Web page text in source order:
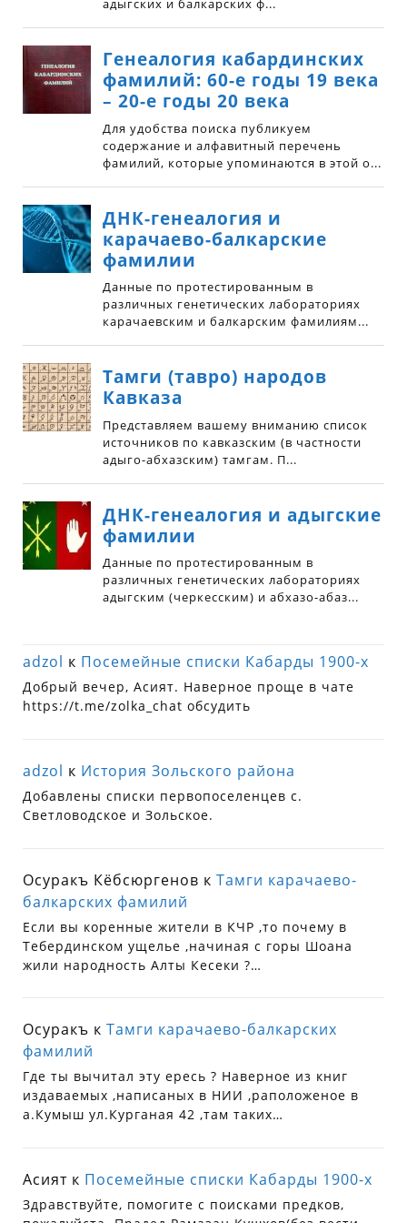
adzol к Посемейные списки Кабарды 1900-х
Добрый вечер, Асият. Наверное проще в чате
https://t.me/zolka_chat обсудить
adzol к История Зольского района
Добавлены списки первопоселенцев с.
Светловодское и Зольское.
Осуракъ Кёбсюргенов кТамги карачаево-
балкарских фамилий
Если вы коренные жители в КЧР ,то почему в
Тебердинском ущелье ,начиная с горы Шоана
жили народность Алты Кесеки ?…
Осуракъ кТамги карачаево-балкарских
фамилий
Где ты вычитал эту ересь ? Наверное из книг
издаваемых ,написаных в НИИ ,раположеное в
а.Кумыш ул.Курганая 42 ,там таких…
Асият к Посемейные списки Кабарды 1900-х
Здравствуйте, помогите с поисками предков,